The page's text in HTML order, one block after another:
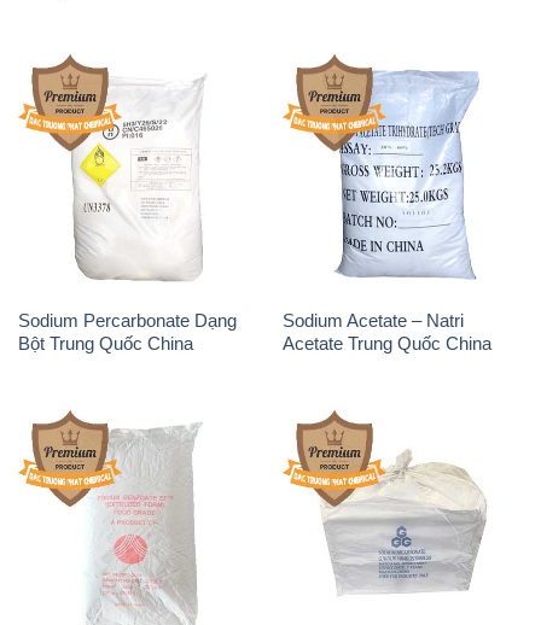
Sodium Percarbonate Dạng
Bột Trung Quốc China
Sodium Acetate – Natri
Acetate Trung Quốc China